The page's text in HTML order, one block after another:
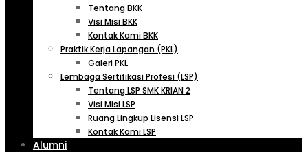
Tentang BKK
Visi Misi BKK
Kontak Kami BKK
Praktik Kerja Lapangan (PKL)
Galeri PKL
Lembaga Sertifikasi Profesi (LSP)
Tentang LSP SMK KRIAN 2
Visi Misi LSP
Ruang Lingkup Lisensi LSP
Kontak Kami LSP
Alumni